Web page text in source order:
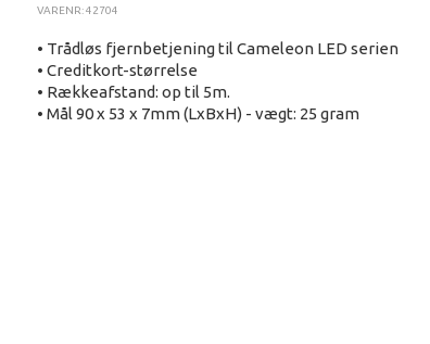
VARENR: 42704
• Trådløs fjernbetjening til Cameleon LED serien
• Creditkort-størrelse
• Rækkeafstand: op til 5m.
• Mål 90 x 53 x 7mm (LxBxH) - vægt: 25 gram